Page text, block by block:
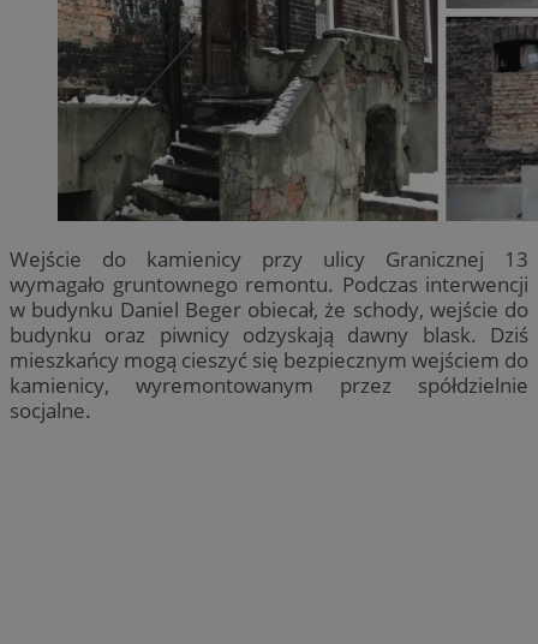
Wejście do kamienicy przy ulicy Granicznej 13
wymagało gruntownego remontu. Podczas interwencji
w budynku Daniel Beger obiecał, że schody, wejście do
budynku oraz piwnicy odzyskają dawny blask. Dziś
mieszkańcy mogą cieszyć się bezpiecznym wejściem do
kamienicy, wyremontowanym przez spółdzielnie
socjalne.